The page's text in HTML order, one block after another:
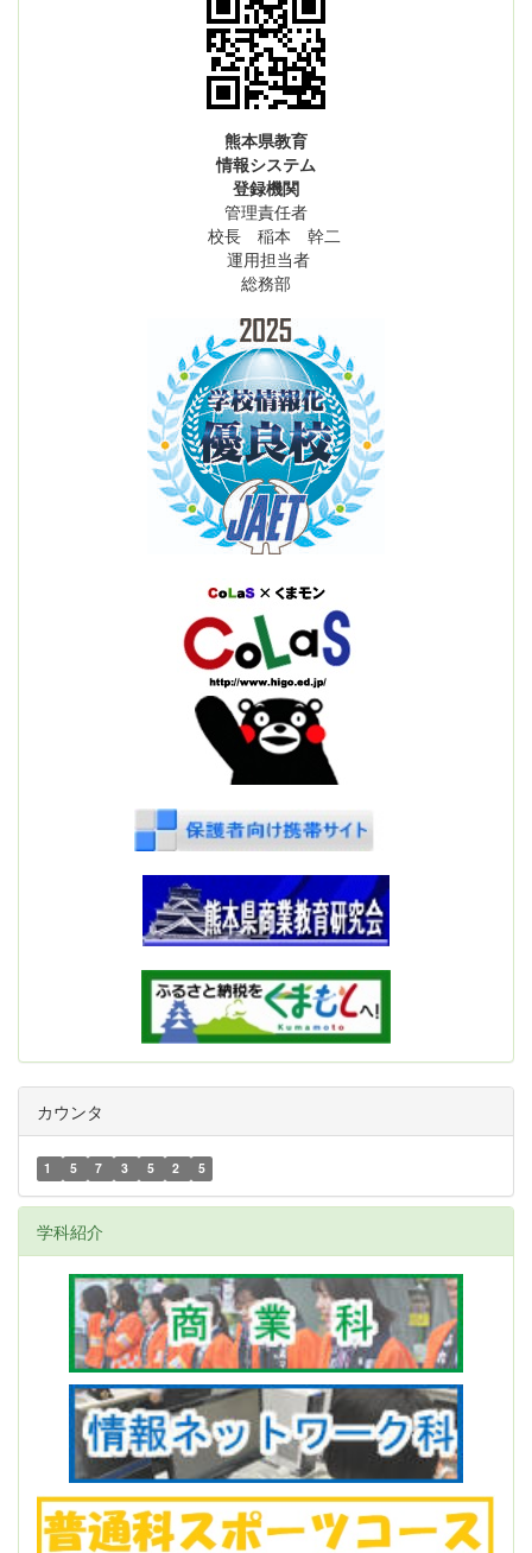
熊本県教育
情報システム
登録機関
管理責任者
校長 稲本 幹二
運用担当者
総務部
カウンタ
1 5 7 3 5 2 5
学科紹介